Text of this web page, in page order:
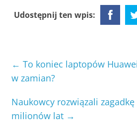
Udostępnij ten wpis:
← To koniec laptopów
w zamian?
Naukowcy rozwiązali
milionów lat →